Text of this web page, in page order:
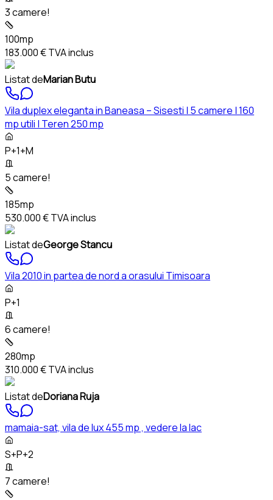
3 camere!
100mp
183.000 €TVA inclus
Listat deMarian Butu
Vila duplex eleganta in Baneasa – Sisesti | 5 camere | 160
mp utili | Teren 250 mp
P+1+M
5 camere!
185mp
530.000 €TVA inclus
Listat deGeorge Stancu
Vila 2010 in partea de nord a orasului Timisoara
P+1
6 camere!
280mp
310.000 €TVA inclus
Listat deDoriana Ruja
mamaia-sat, vila de lux 455 mp , vedere la lac
S+P+2
7 camere!